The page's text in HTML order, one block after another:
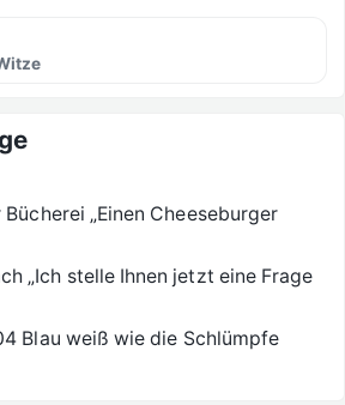
„Einen Cheeseburger
„Ich stelle Ihnen jetzt eine Frage
Blau weiß wie die Schlümpfe